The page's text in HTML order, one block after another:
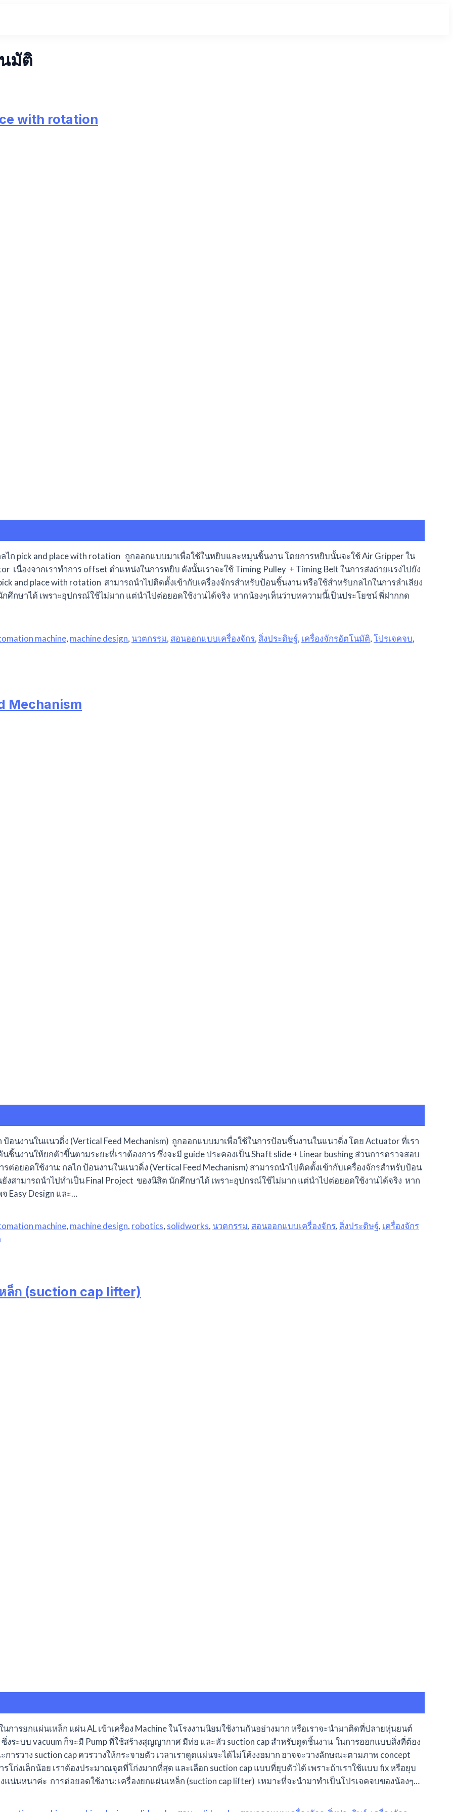
มัติ
with rotation
ไก pick and place with rotation ถูกออกแบบมาเพื่อใช้ในหยิบและหมุนชิ้นงาน โดยการหยิบนั้นจะใช้ Air Gripper ใน
นื่องจากเราทำการ offset ตำแหน่งในการหยิบ ดังนั้นเราจะใช้ Timing Pulley + Timing Belt ในการส่งถ่ายแรงไปยัง
and place with rotation สามารถนำไปติดตั้งเข้ากับเครื่องจักรสำหรับป้อนชิ้นงาน หรือใช้สำหรับกลไกในการลำเลียง
ศึกษาได้ เพราะอุปกรณ์ใช้ไม่มาก แต่นำไปต่อยอดใช้งานได้จริง หากน้องๆเห็นว่าบทความนี้เป็นประโยชน์ พี่ฝากกด
machine, machine design, นวตกรรม, สอนออกแบบเครื่องจักร, สิ่งประดิษฐ์, เครื่องจักรอัตโนมัติ,โปรเจคจบ,
Mechanism
ป้อนงานในแนวดิ่ง (Vertical Feed Mechanism) ถูกออกแบบมาเพื่อใช้ในการป้อนชิ้นงานในแนวดิ่ง โดย Actuator ที่เรา
นงานให้ยกตัวขึ้นตามระยะที่เราต้องการ ซึ่งจะมี guide ประคองเป็น Shaft slide + Linear bushing ส่วนการตรวจสอบ
ต่อยอดใช้งาน: กลไก ป้อนงานในแนวดิ่ง (Vertical Feed Mechanism) สามารถนำไปติดตั้งเข้ากับเครื่องจักรสำหรับป้อน
งสามารถนำไปทำเป็น Final Project ของนิสิต นักศึกษาได้ เพราะอุปกรณ์ใช้ไม่มาก แต่นำไปต่อยอดใช้งานได้จริง หาก
Easy Design และ…
machine, machine design, robotics, solidworks, นวตกรรม, สอนออกแบบเครื่องจักร, สิ่งประดิษฐ์, เครื่องจักร
หล็ก (suction cap lifter)
ารยกแผ่นเหล็ก แผ่น AL เข้าเครื่อง Machine ในโรงงานนิยมใช้งานกันอย่างมาก หรือเราจะนำมาติดที่ปลายหุ่นยนต์
งระบบ vacuum ก็จะมี Pump ที่ใช้สร้างสุญญากาศ มีท่อ และหัว suction cap สำหรับดูดชิ้นงาน ในการออกแบบสิ่งที่ต้อง
รวาง suction cap ควรวางให้กระจายตัว เวลาเราดูดแผ่นจะได้ไม่โค้งงอมาก อาจจะวางลักษณะตามภาพ concept
ก่งเล็กน้อย เราต้องประมาณจุดที่โก่งมากที่สุด และเลือก suction cap แบบที่ยุบตัวได้ เพราะถ้าเราใช้แบบ fix หรือยุบ
น่นหนาค่ะ การต่อยอดใช้งาน: เครื่องยกแผ่นเหล็ก (suction cap lifter) เหมาะที่จะนำมาทำเป็นโปรเจคจบของน้องๆ…